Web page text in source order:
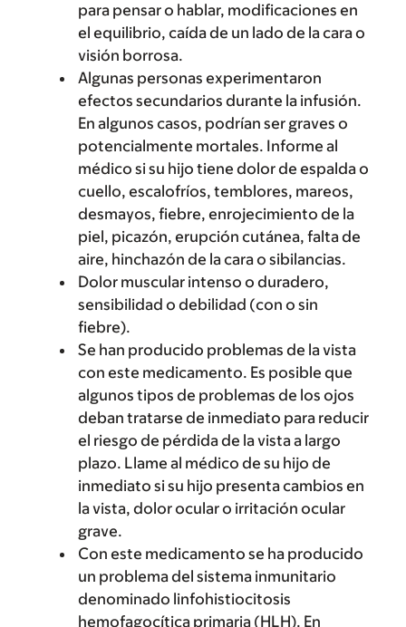
para pensar o hablar, modificaciones en
el equilibrio, caída de un lado de la cara o
visión borrosa.
Algunas personas experimentaron
efectos secundarios durante la infusión.
En algunos casos, podrían ser graves o
potencialmente mortales. Informe al
médico si su hijo tiene dolor de espalda o
cuello, escalofríos, temblores, mareos,
desmayos, fiebre, enrojecimiento de la
piel, picazón, erupción cutánea, falta de
aire, hinchazón de la cara o sibilancias.
Dolor muscular intenso o duradero,
sensibilidad o debilidad (con o sin
fiebre).
Se han producido problemas de la vista
con este medicamento. Es posible que
algunos tipos de problemas de los ojos
deban tratarse de inmediato para reducir
el riesgo de pérdida de la vista a largo
plazo. Llame al médico de su hijo de
inmediato si su hijo presenta cambios en
la vista, dolor ocular o irritación ocular
grave.
Con este medicamento se ha producido
un problema del sistema inmunitario
denominado linfohistiocitosis
hemofagocítica primaria (HLH). En